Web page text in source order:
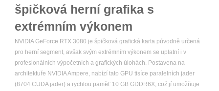
špičková herní grafika s
extrémním výkonem
NVIDIA GeForce RTX 3080 je špičková grafická karta původně určená
pro herní segment, avšak svým extrémním výkonem se uplatní i v
profesionálních výpočetních a grafických úlohách. Postavena na
architektuře NVIDIA Ampere, nabízí tato GPU tisíce paralelních jader
(8704 CUDA jader) a rychlou paměť 10 GB GDDR6X, což jí umožňuje